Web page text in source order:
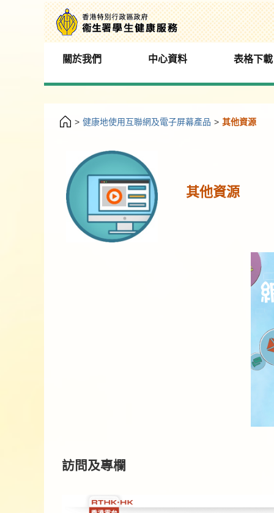
關於我們 中心資料 表格下載
> 健康地使用互聯網及電子屏幕產品 > 其他資源
其他資源
訪問及專欄